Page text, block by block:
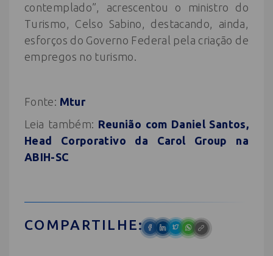
contemplado”, acrescentou o ministro do
Turismo, Celso Sabino, destacando, ainda,
esforços do Governo Federal pela criação de
empregos no turismo.
Fonte: Mtur
Leia também: Reunião com Daniel Santos,
Head Corporativo da Carol Group na
ABIH-SC
COMPARTILHE: